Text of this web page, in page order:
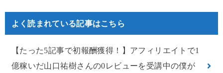
よく読まれている記事はこちら
【たった5記事で初報酬獲得！】アフィリエイトで1
億稼いだ山口祐樹さんの0レビューを受講中の僕が